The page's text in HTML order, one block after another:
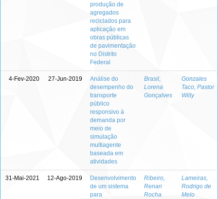
produção de
agregados
reciclados para
aplicação em
obras públicas
de pavimentação
no Distrito
Federal
4-Fev-2020 27-Jun-2019
Análise do
desempenho do
transporte
público
responsivo à
demanda por
meio de
simulação
multiagente
baseada em
atividades
Brasil,
Lorena
Gonçalves
Gonzales
Taco, Pastor
Willy
31-Mai-2021 12-Ago-2019
Desenvolvimento
de um sistema
para
Ribeiro,
Renan
Rocha
Lameiras,
Rodrigo de
Melo